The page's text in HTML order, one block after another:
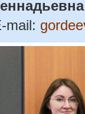
mail: